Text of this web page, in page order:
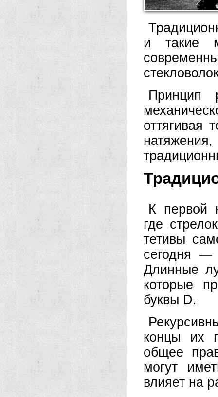
и такие
Принцип
оттягивая
натяжения,
К первой
где
тетивы
сегодня —
Длинные
которые
буквы D.
концы их
общее
могут
влияет на